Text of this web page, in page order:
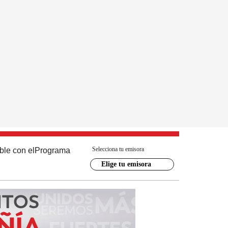
con el Programa Selecciona tu emisora
Elige tu emisora